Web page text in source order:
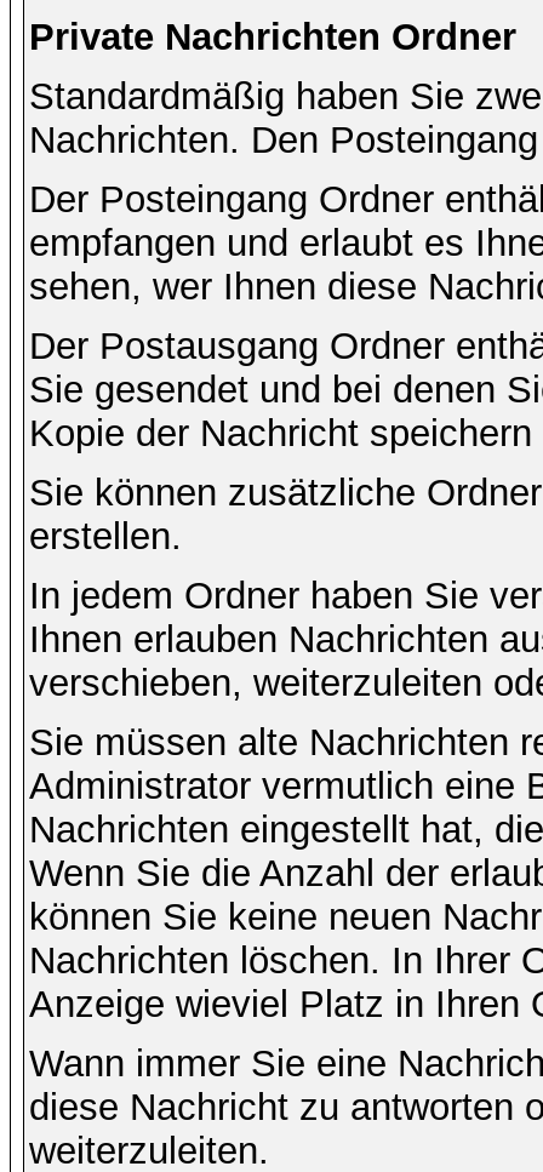
Private Nachrichten Ordner
Standardmäßig haben Sie
Nachrichten. Den
Der Posteingang Ordner
empfangen und erlaubt es
sehen, wer Ihnen diese
Der Postausgang Ordner
Sie gesendet und bei denen
Kopie der Nachricht
Sie können zusätzliche
erstellen.
In jedem Ordner haben Sie
Ihnen erlauben Nachrichten
verschieben, weiterzuleiten
Sie müssen alte Nachrichten
Administrator vermutlich eine
Nachrichten eingestellt hat,
Wenn Sie die Anzahl der
können Sie keine neuen
Nachrichten löschen. In Ihrer
Anzeige wieviel Platz in Ihren
Wann immer Sie eine
diese Nachricht zu antworten
weiterzuleiten.